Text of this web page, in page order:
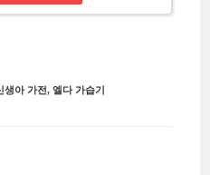
생아 가전, 엘다 가습기